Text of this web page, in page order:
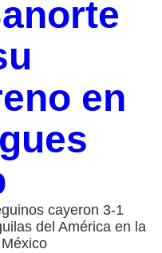
en
cayeron 3-1
del América en la